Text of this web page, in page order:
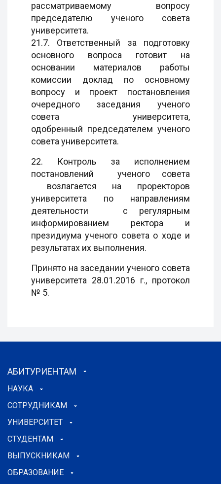
рассматриваемому вопросу
председателю ученого совета
университета.
21.7. Ответственный за подготовку
основного вопроса готовит на
основании материалов работы
комиссии доклад по основному
вопросу и проект постановления
очередного заседания ученого
совета университета,
одобренный председателем ученого
совета университета.
22. Контроль за исполнением
постановлений ученого совета
возлагается на проректоров
университета по направлениям
деятельности с регулярным
информированием ректора и
президиума ученого совета о ходе и
результатах их выполнения.
Принято на заседании ученого совета
университета 28.01.2016 г., протокол
№ 5.
АБИТУРИЕНТАМ
НАУКА
СОТРУДНИКАМ
УНИВЕРСИТЕТ
СТУДЕНТАМ
ВЫПУСКНИКАМ
ОБРАЗОВАНИЕ